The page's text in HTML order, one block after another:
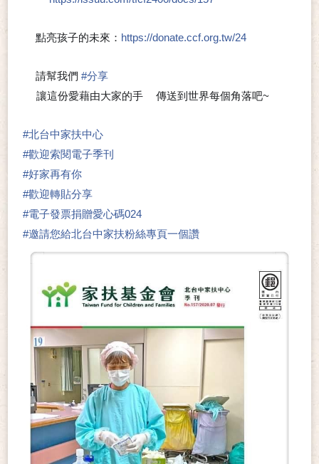
點亮孩子的未來： https://donate.ccf.org.tw/24
請幫我們 #分享
讓這份愛藉由大家的手 🖐傳送到世界每個角落吧~
#北台中家扶中心
#歡迎索閱電子季刊
#好家再有你
#歡迎轉貼分享
#電子發票捐贈愛心碼024
#邀請您給北台中家扶粉絲專頁一個讚